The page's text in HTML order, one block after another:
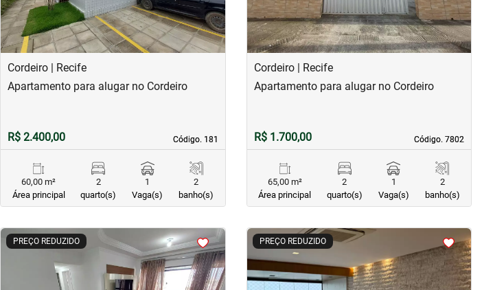
Cordeiro | Recife
Código. 181
Código. 181
Apartamento para alugar no Cordeiro
R$ 2.400,00
60,00 m²
Área principal
2
quarto(s)
1
Vaga(s)
2
banho(s)
Cordeiro | Recife
Código. 7802
Código. 7802
Apartamento para alugar no Cordeiro
R$ 1.700,00
65,00 m²
Área principal
2
quarto(s)
1
Vaga(s)
2
banho(s)
PREÇO REDUZIDO
<<<< PREÇO REDUZIDO
< <<<